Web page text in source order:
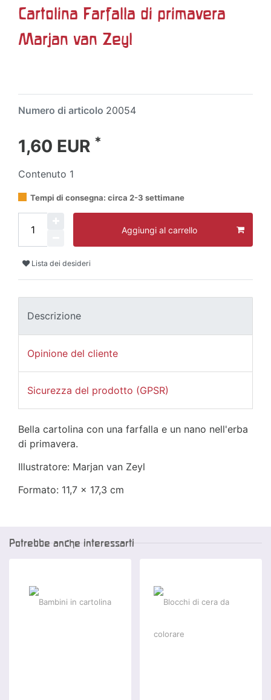
Cartolina Farfalla di primavera
Marjan van Zeyl
Numero di articolo 20054
1,60 EUR *
Contenuto 1
Tempi di consegna: circa 2-3 settimane
Aggiungi al carrello
Lista dei desideri
Descrizione
Opinione del cliente
Sicurezza del prodotto (GPSR)
Bella cartolina con una farfalla e un nano nell'erba
di primavera.
Illustratore: Marjan van Zeyl
Formato: 11,7 x 17,3 cm
Potrebbe anche interessarti